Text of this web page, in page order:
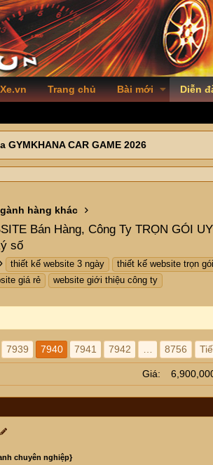
Trang chủ Bài mới Diễn
GYMKHANA CAR GAME 2026
hàng khác
Bán Hàng, Công Ty TRỌN GÓI
số
T
a
g
thiết kế website 3 ngày thiết kế website trọn gói
giá rẻ website giới thiệu công ty
7939 7940 7941 7942 8756
Giá
chuyên nghiệp}